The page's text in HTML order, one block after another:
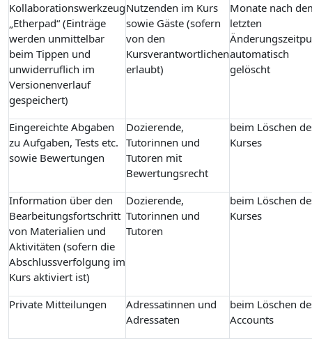
Kollaborationswerkzeug
„Etherpad“ (Einträge
werden unmittelbar
beim Tippen und
unwiderruflich im
Versionenverlauf
gespeichert)
Nutzenden im Kurs
sowie Gäste (sofern
von den
Kursverantwortlichen
erlaubt)
Monate nach
letzten
automatisch
gelöscht
Eingereichte Abgaben
zu Aufgaben, Tests etc.
sowie Bewertungen
Dozierende,
Tutorinnen und
Tutoren mit
Bewertungsrecht
beim Löschen
Kurses
Information über den
Bearbeitungsfortschritt
von Materialien und
Aktivitäten (sofern die
Abschlussverfolgung im
Kurs aktiviert ist)
Dozierende,
Tutorinnen und
Tutoren
beim Löschen
Kurses
Private Mitteilungen
Adressatinnen und
Adressaten
beim Löschen
Accounts